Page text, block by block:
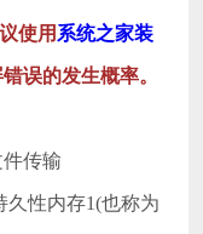
使用系统之家装
误的发生概率。
传输
性内存1(也称为